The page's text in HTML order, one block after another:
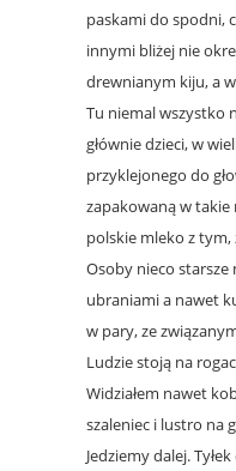
paskami do spodni,
innymi bliżej nie
drewnianym kiju, a
Tu niemal wszystko
głównie dzieci, w
przyklejonego do
zapakowaną w takie
polskie mleko z tym,
Osoby nieco starsze
ubraniami a nawet
w pary, ze
Ludzie stoją na
Widziałem nawet
szaleniec i lustro na
Jedziemy dalej.